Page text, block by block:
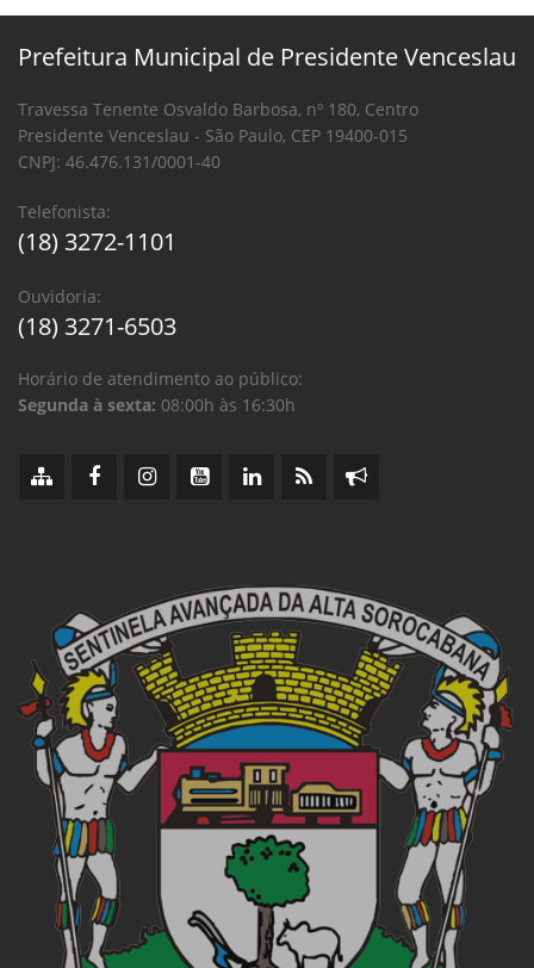
Prefeitura Municipal de Presidente Venceslau
Travessa Tenente Osvaldo Barbosa, nº 180, Centro
Presidente Venceslau - São Paulo, CEP 19400-015
CNPJ: 46.476.131/0001-40
Telefonista:
(18) 3272-1101
Ouvidoria:
(18) 3271-6503
Horário de atendimento ao público:
Segunda à sexta: 08:00h às 16:30h